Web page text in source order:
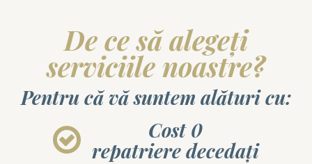
De ce să alegeți
serviciile noastre?
Pentru că vă suntem alături cu:
Cost 0
repatriere decedaţi